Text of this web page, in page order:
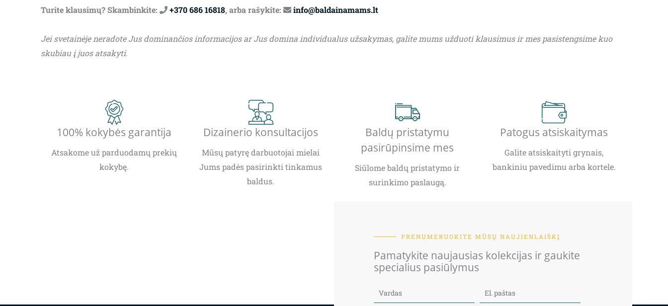
Turite klausimų? Skambinkite: +370 686 16818, arba rašykite: info@baldainamams.lt
Jei svetainėje neradote Jus dominančios informacijos ar Jus domina individualus užsakymas, galite mums užduoti klausimus ir mes pasistengsime kuo
skubiau į juos atsakyti.
100% kokybės garantija
Atsakome už parduodamų prekių
kokybę.
Dizainerio konsultacijos
Mūsų patyrę darbuotojai mielai
Jums padės pasirinkti tinkamus
baldus.
Baldų pristatymu
pasirūpinsime mes
Siūlome baldų pristatymo ir
surinkimo paslaugą.
Patogus atsiskaitymas
Galite atsiskaityti grynais,
bankiniu pavedimu arba kortele.
PRENUMERUOKITE MŪSŲ NAUJIENLAIŠKĮ
Pamatykite naujausias kolekcijas ir gaukite
specialius pasiūlymus